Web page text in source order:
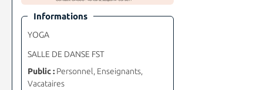
Informations
YOGA
SALLE DE DANSE FST
Public :Personnel, Enseignants,
Vacataires